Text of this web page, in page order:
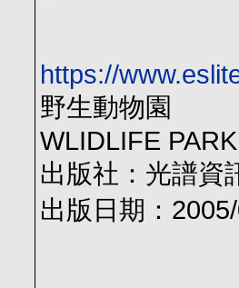
https://
野生動物園
WLIDLIFE PARK
出版社：光譜資
出版日期：